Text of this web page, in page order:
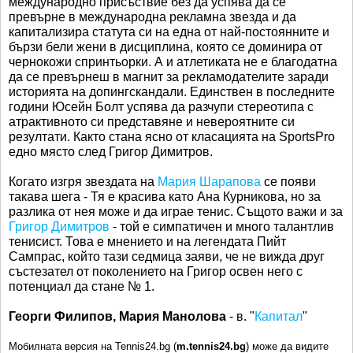
превърне в международна рекламна звезда и да
капитализира статута си на една от най-постоянните и
бързи бели жени в дисциплина, която се доминира от
чернокожи спринтьорки. А и атлетиката не е благодатна
да се превърнеш в магнит за рекламодателите заради
историята на допингскандали. Единствен в последните
години Юсейн Болт успява да разчупи стереотипа с
атрактивното си представяне и невероятните си
резултати. Както стана ясно от класацията на SportsPro
едно място след Григор Димитров.
Когато изгря звездата на Мария Шарапова се появи
такава шега - Тя е красива като Ана Курникова, но за
разлика от нея може и да играе тенис. Същото важи и за
Григор Димитров - той е симпатичен и много талантлив
тенисист. Това е мнението и на легендата Пийт
Сампрас, който тази седмица заяви, че не вижда друг
състезател от поколението на Григор освен него с
потенциал да стане № 1.
Георги Филипов, Мария Манолова - в. "Капитал"
Мобилната версия на Tennis24.bg (m.tennis24.bg) може да видите